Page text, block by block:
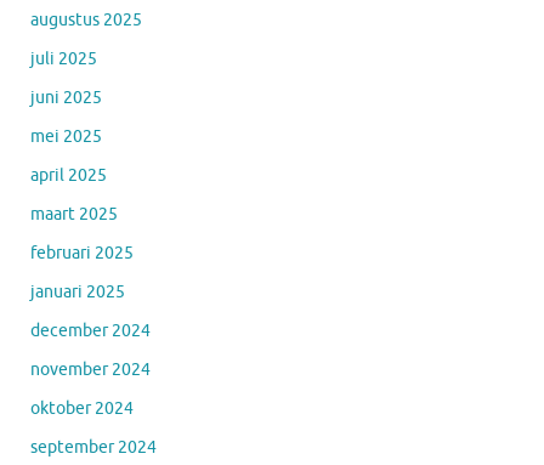
augustus 2025
juli 2025
juni 2025
mei 2025
april 2025
maart 2025
februari 2025
januari 2025
december 2024
november 2024
oktober 2024
september 2024